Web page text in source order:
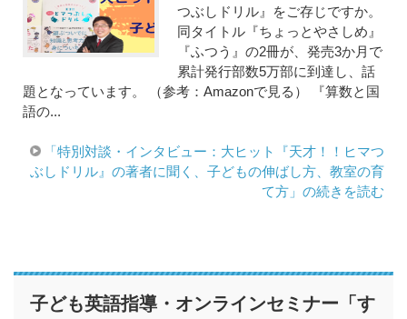
つぶしドリル』をご存じですか。
同タイトル『ちょっとやさしめ』
『ふつう』の2冊が、発売3か月で
累計発行部数5万部に到達し、話
題となっています。 （参考：Amazonで見る） 『算数と国
語の...
「特別対談・インタビュー：大ヒット『天才！！ヒマつ
ぶしドリル』の著者に聞く、子どもの伸ばし方、教室の育
て方」の続きを読む
子ども英語指導・オンラインセミナー「す